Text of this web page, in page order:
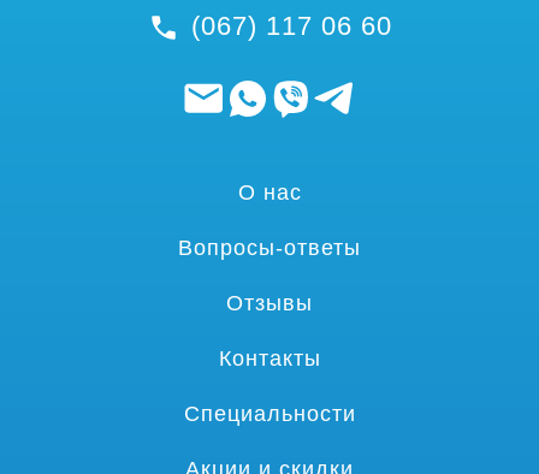
(067) 117 06 60
О нас
Вопросы-ответы
Отзывы
Контакты
Специальности
Акции и скидки